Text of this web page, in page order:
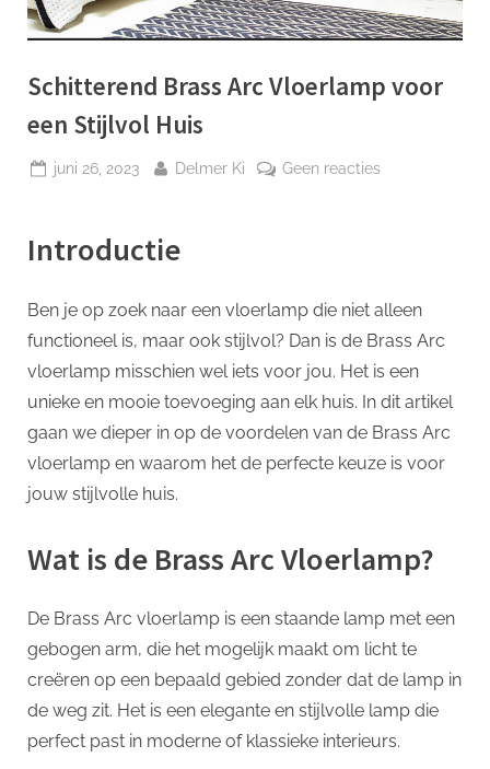
Schitterend Brass Arc Vloerlamp voor
een Stijlvol Huis
Geplaatst
juni 26, 2023 Door
Delmer Ki Geen reactiesop
een
Stijlvol
Huis
Introductie
Ben je op zoek naar een vloerlamp die niet alleen
functioneel is, maar ook stijlvol? Dan is de Brass Arc
vloerlamp misschien wel iets voor jou. Het is een
unieke en mooie toevoeging aan elk huis. In dit artikel
gaan we dieper in op de voordelen van de Brass Arc
vloerlamp en waarom het de perfecte keuze is voor
jouw stijlvolle huis.
Wat is de Brass Arc Vloerlamp?
De Brass Arc vloerlamp is een staande lamp met een
gebogen arm, die het mogelijk maakt om licht te
creëren op een bepaald gebied zonder dat de lamp in
de weg zit. Het is een elegante en stijlvolle lamp die
perfect past in moderne of klassieke interieurs.